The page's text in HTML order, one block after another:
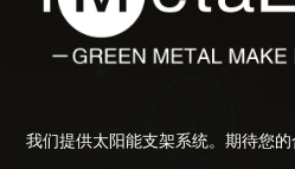
我们提供太阳能支架系统。期待您的